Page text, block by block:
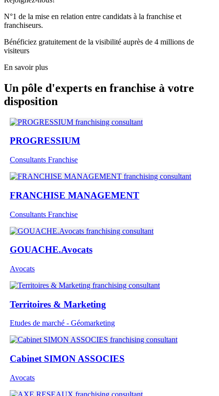
N°1 de la mise en relation entre candidats à la franchise et
franchiseurs.
Bénéficiez gratuitement de la visibilité auprès de 4 millions de
visiteurs
En savoir plus
Un pôle d'experts en franchise à votre
disposition
PROGRESSIUM
Consultants Franchise
FRANCHISE MANAGEMENT
Consultants Franchise
GOUACHE.Avocats
Avocats
Territoires & Marketing
Etudes de marché - Géomarketing
Cabinet SIMON ASSOCIES
Avocats